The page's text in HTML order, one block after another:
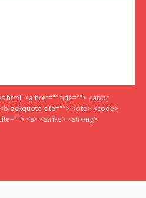
html: <a href="" title=""> <abbr
cite=""> <cite> <code>
<s> <strike> <strong>